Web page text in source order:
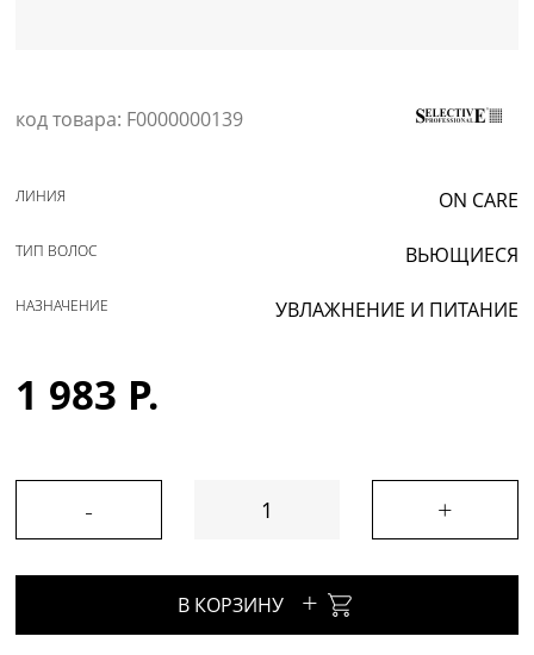
код товара: F0000000139
ON CARE
ЛИНИЯ
ВЬЮЩИЕСЯ
ТИП ВОЛОС
УВЛАЖНЕНИЕ И ПИТАНИЕ
НАЗНАЧЕНИЕ
1 983 Р.
- +
В КОРЗИНУ +